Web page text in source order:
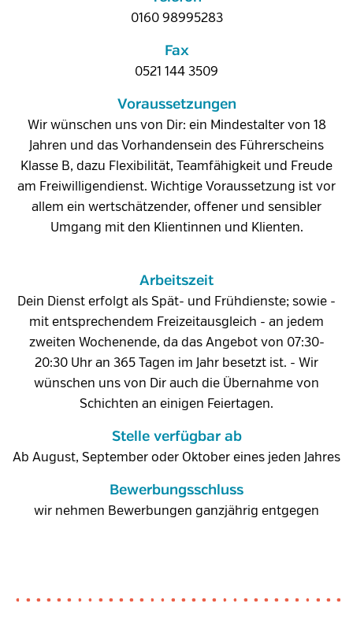
0160 98995283
Fax
0521 144 3509
Voraussetzungen
Wir wünschen uns von Dir: ein Mindestalter von 18
Jahren und das Vorhandensein des Führerscheins
Klasse B, dazu Flexibilität, Teamfähigkeit und Freude
am Freiwilligendienst. Wichtige Voraussetzung ist vor
allem ein wertschätzender, offener und sensibler
Umgang mit den Klientinnen und Klienten.
Arbeitszeit
Dein Dienst erfolgt als Spät- und Frühdienste; sowie -
mit entsprechendem Freizeitausgleich - an jedem
zweiten Wochenende, da das Angebot von 07:30-
20:30 Uhr an 365 Tagen im Jahr besetzt ist. - Wir
wünschen uns von Dir auch die Übernahme von
Schichten an einigen Feiertagen.
Stelle verfügbar ab
Ab August, September oder Oktober eines jeden Jahres
Bewerbungsschluss
wir nehmen Bewerbungen ganzjährig entgegen